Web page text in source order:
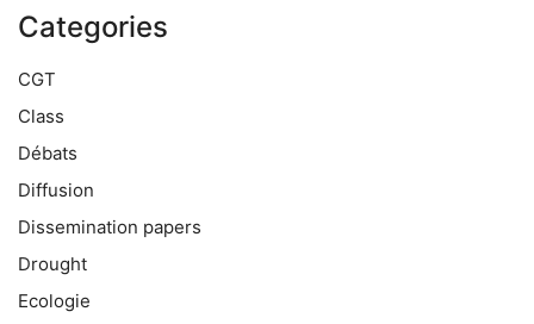
Categories
CGT
Class
Débats
Diffusion
Dissemination papers
Drought
Ecologie